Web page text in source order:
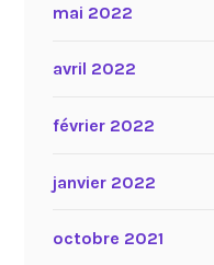
mai 2022
avril 2022
février 2022
janvier 2022
octobre 2021